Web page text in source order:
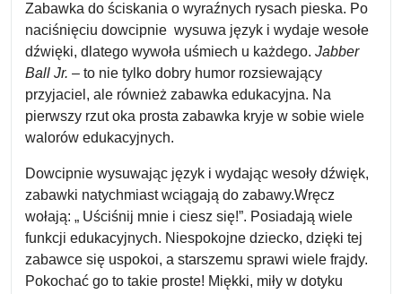
Zabawka do ściskania o wyraźnych rysach pieska. Po
naciśnięciu dowcipnie wysuwa język i wydaje wesołe
dźwięki, dlatego wywoła uśmiech u każdego. Jabber
Ball Jr. – to nie tylko dobry humor rozsiewający
przyjaciel, ale również zabawka edukacyjna. Na
pierwszy rzut oka prosta zabawka kryje w sobie wiele
walorów edukacyjnych.
Dowcipnie wysuwając język i wydając wesoły dźwięk,
zabawki natychmiast wciągają do zabawy.Wręcz
wołają: „ Uściśnij mnie i ciesz się!”. Posiadają wiele
funkcji edukacyjnych. Niespokojne dziecko, dzięki tej
zabawce się uspokoi, a starszemu sprawi wiele frajdy.
Pokochać go to takie proste! Miękki, miły w dotyku